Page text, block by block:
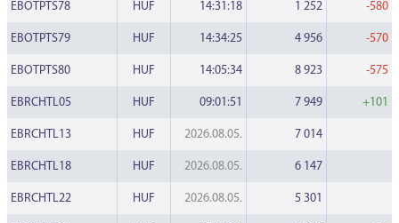
EBOTPTS78 HUF 14:31:18 1 252 -580
EBOTPTS79 HUF 14:34:25 4 956 -570
EBOTPTS80 HUF 14:05:34 8 923 -575
EBRCHTL05 HUF 09:01:51 7 949 +101
EBRCHTL13 HUF 2026.08.05. 7 014
EBRCHTL18 HUF 2026.08.05. 6 147
EBRCHTL22 HUF 2026.08.05. 5 301